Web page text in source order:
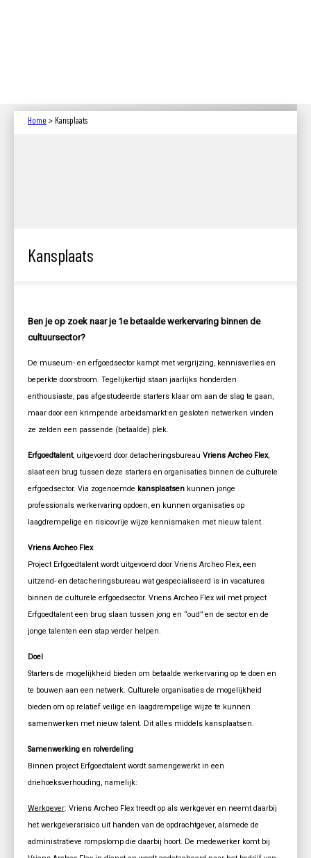
Home > Kansplaats
Kansplaats
Ben je op zoek naar je 1e betaalde werkervaring binnen de
cultuursector?
De museum- en erfgoedsector kampt met vergrijzing, kennisverlies en
beperkte doorstroom. Tegelijkertijd staan jaarlijks honderden
enthousiaste, pas afgestudeerde starters klaar om aan de slag te gaan,
maar door een krimpende arbeidsmarkt en gesloten netwerken vinden
ze zelden een passende (betaalde) plek.
Erfgoedtalent, uitgevoerd door detacheringsbureau Vriens Archeo Flex,
slaat een brug tussen deze starters en organisaties binnen de culturele
erfgoedsector. Via zogenoemde kansplaatsen kunnen jonge
professionals werkervaring opdoen, en kunnen organisaties op
laagdrempelige en risicovrije wijze kennismaken met nieuw talent.
Vriens Archeo Flex
Project Erfgoedtalent wordt uitgevoerd door Vriens Archeo Flex, een
uitzend- en detacheringsbureau wat gespecialiseerd is in vacatures
binnen de culturele erfgoedsector. Vriens Archeo Flex wil met project
Erfgoedtalent een brug slaan tussen jong en “oud” en de sector en de
jonge talenten een stap verder helpen.
Doel
Starters de mogelijkheid bieden om betaalde werkervaring op te doen en
te bouwen aan een netwerk. Culturele organisaties de mogelijkheid
bieden om op relatief veilige en laagdrempelige wijze te kunnen
samenwerken met nieuw talent. Dit alles middels kansplaatsen.
Samenwerking en rolverdeling
Binnen project Erfgoedtalent wordt samengewerkt in een
driehoeksverhouding, namelijk:
Werkgever: Vriens Archeo Flex treedt op als werkgever en neemt daarbij
het werkgeversrisico uit handen van de opdrachtgever, alsmede de
administratieve rompslomp die daarbij hoort. De medewerker komt bij